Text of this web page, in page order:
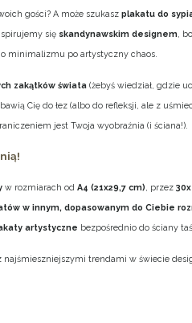
gości? A może szukasz plakatu do
się skandynawskim designem ,
minimalizmu po artystyczny chaos.
zakątków świata (żebyś wiedział, gdzie
Cię do łez (albo do refleksji, ale z
jest Twoja wyobraźnia (i ściana!).
w rozmiarach od A4 (21x29,7 cm) , przez
w innym, dopasowanym do Ciebie
artystyczne bezpośrednio do ściany
najśmieszniejszymi trendami w świecie